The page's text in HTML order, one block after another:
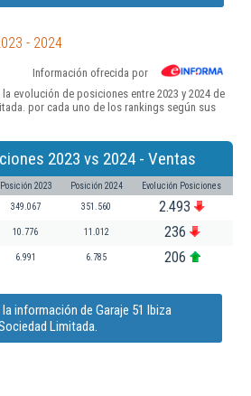
- 2024
Información ofrecida por
evolución de posiciones entre 2023 y 2024 de
por cada uno de los rankings según sus
2023 vs 2024 - Ventas
Posición 2023 Posición 2024 Evolución Posiciones
349.067 351.560 2.493
10.776 11.012 236
6.991 6.785 206
información de Garaje 51 Ibiza
Limitada.